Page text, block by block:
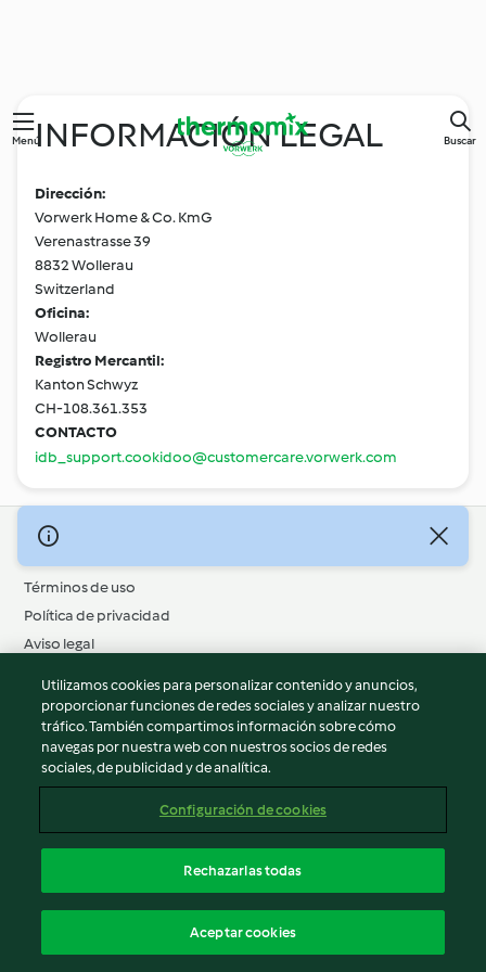
Menú Buscar
INFORMACIÓN LEGAL
Dirección:
Vorwerk Home & Co. KmG
Verenastrasse 39
8832 Wollerau
Switzerland
Oficina:
Wollerau
Registro Mercantil:
Kanton Schwyz
CH-108.361.353
CONTACTO
idb_support.cookidoo@customercare.vorwerk.com
© Copyright 2026
Términos de uso
Política de privacidad
Aviso legal
Cookies
Reportar contenido
Cancelar suscripción
Declaración de accesibilidad
Español
Utilizamos cookies para personalizar contenido y anuncios,
proporcionar funciones de redes sociales y analizar nuestro
tráfico. También compartimos información sobre cómo
navegas por nuestra web con nuestros socios de redes
sociales, de publicidad y de analítica.
Configuración de cookies
Rechazarlas todas
Aceptar cookies